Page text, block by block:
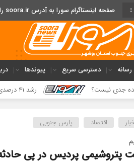
: صفحه اینستاگرام سورا به آدرس soora.ir را دنبال کنید
دسترسی سریع پیوندها
رشد ۴۱ درصدی سود خالص پازارگاد؛ افزایش ۹ برابری سرمایه و تداوم مسیر تحول دیجیتال
اقتصاد پارس جنوبی
پتروشیمی پردیس در پی